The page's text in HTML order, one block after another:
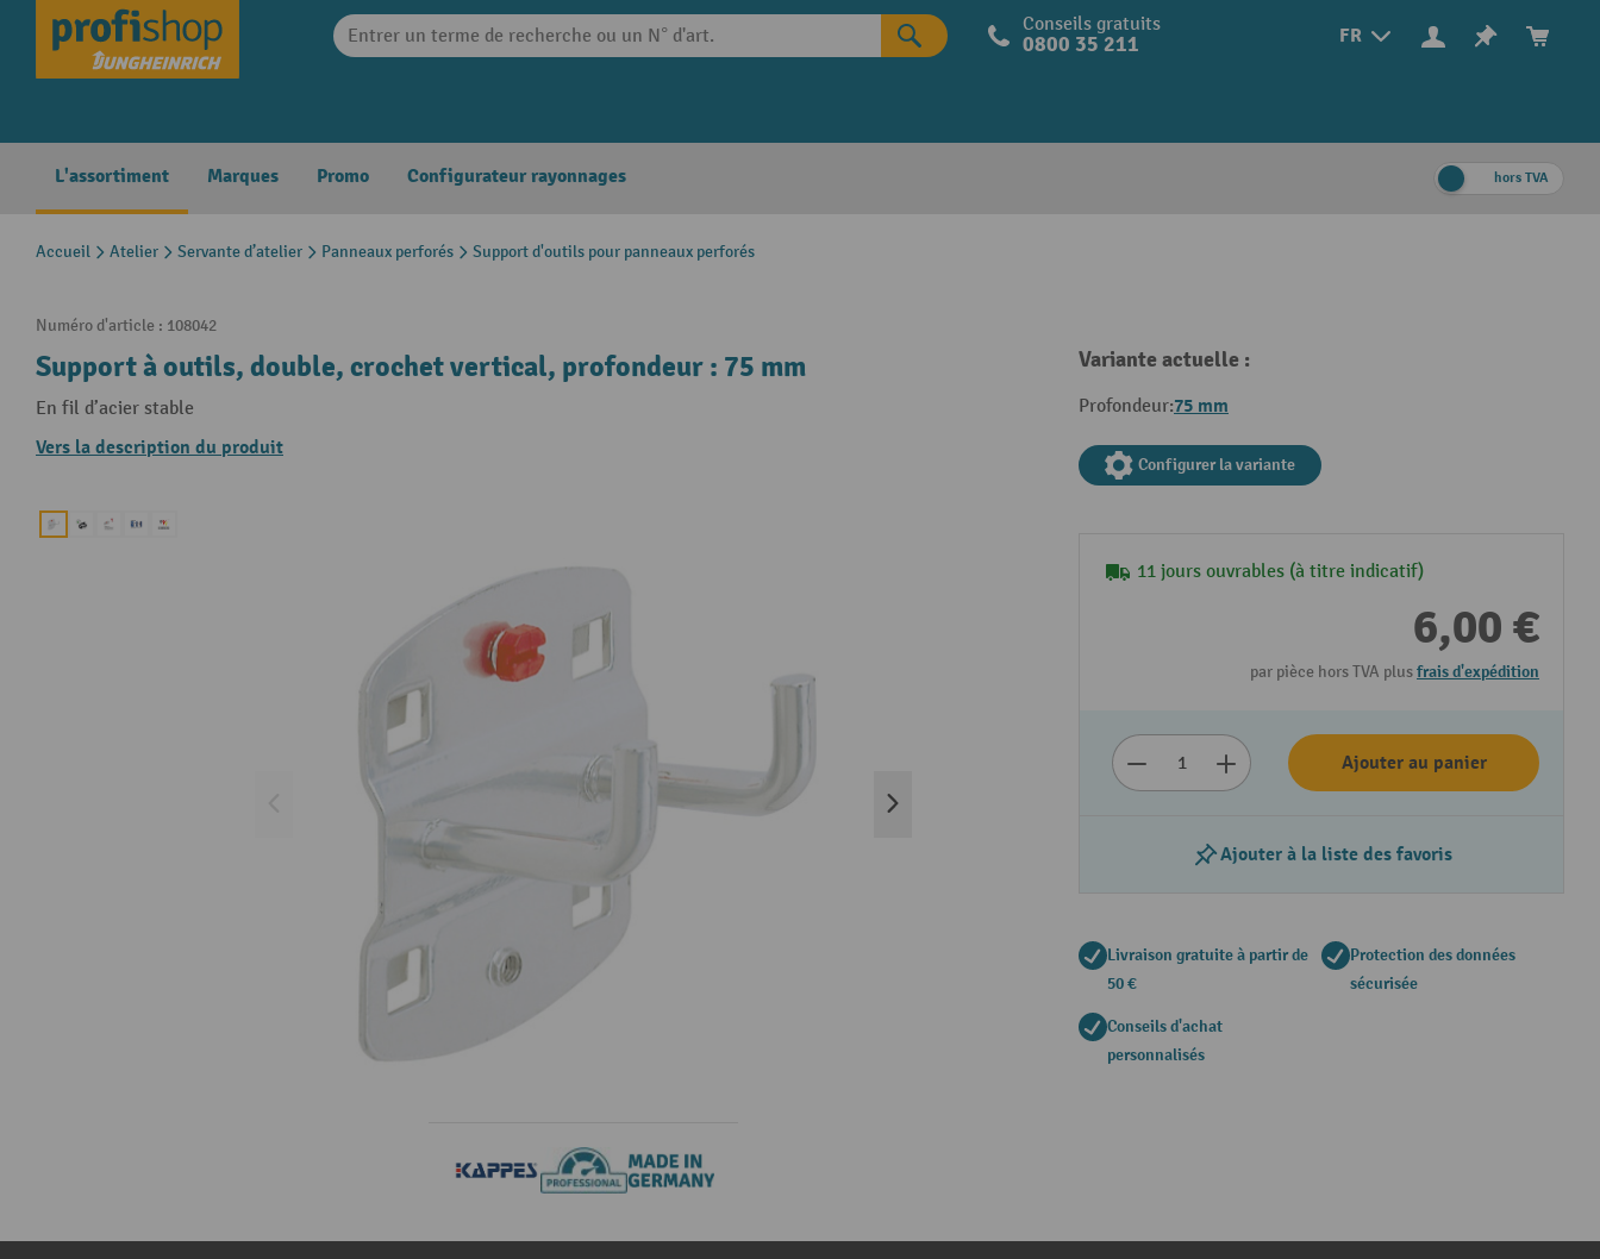
Skip to main navigation FR
Conseils gratuits
0800 35 211
L'assortiment Marques Promo Configurateur rayonnages hors TVA
Accueil Atelier Servante d’atelier Panneaux perforés Support d'outils pour panneaux perforés
Numéro d'article : 108042
Support à outils, double, crochet vertical, profondeur : 75 mm
En fil d’acier stable
Vers la description du produit
Variante actuelle :
Profondeur:75 mm
Configurer la variante
11 jours ouvrables (à titre indicatif)
6,00 €
par pièce hors TVA plusfrais d'expédition
Ajouter au panier
Ajouter à la liste des favoris
Livraison gratuite à partir de
50 €
Protection des données
sécurisée
Conseils d'achat
personnalisés